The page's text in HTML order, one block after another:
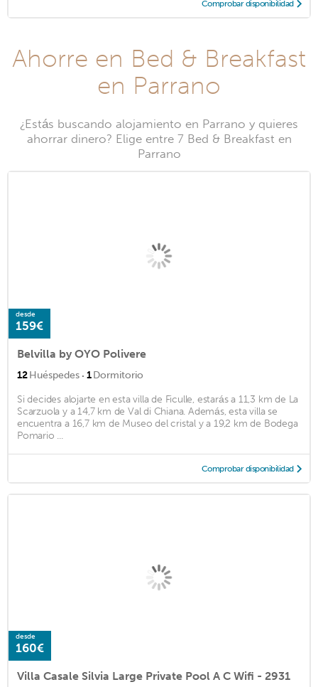
Comprobar disponibilidad
Ahorre en Bed & Breakfast
en Parrano
¿Estás buscando alojamiento en Parrano y quieres
ahorrar dinero? Elige entre 7 Bed & Breakfast en
Parrano
desde
159€
Belvilla by OYO Polivere
12Huéspedes · 1Dormitorio
Si decides alojarte en esta villa de Ficulle, estarás a 11,3 km de La
Scarzuola y a 14,7 km de Val di Chiana. Además, esta villa se
encuentra a 16,7 km de Museo del cristal y a 19,2 km de Bodega
Pomario ...
Comprobar disponibilidad
desde
160€
Villa Casale Silvia Large Private Pool A C Wifi - 2931